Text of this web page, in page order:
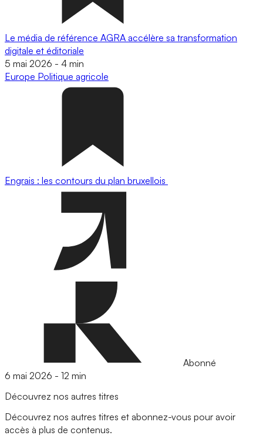
Le média de référence AGRA accélère sa transformation
digitale et éditoriale
5 mai 2026 - 4 min
Europe Politique agricole
Engrais : les contours du plan bruxellois
Abonné
6 mai 2026 - 12 min
Découvrez nos autres titres
Découvrez nos autres titres et abonnez-vous pour avoir
accès à plus de contenus.